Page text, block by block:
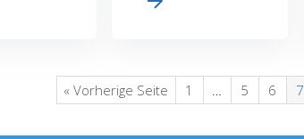
« Vorherige Seite 1 5 6 7